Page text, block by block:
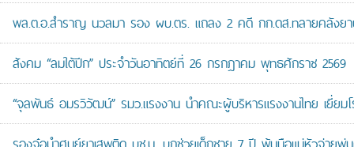
พล.ต.อ.สำราญ นวลมา รอง ผบ.ตร. แถลง 2 คดี กก.ดส.ทลายคลังย
สังคม “ลมใต้ปีก” ประจำวันอาทิตย์ที่ 26 กรกฎาคม พุทธศักราช 2569
“จุลพันธ์ อมรวิวัฒน์” รมว.แรงงาน นำคณะผู้บริหารแรงงานไทย เยี่ยม